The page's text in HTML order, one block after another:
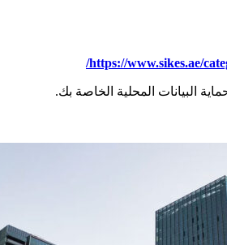
https://www.sikes.ae/
البيانات المحلية الخاصة بك.